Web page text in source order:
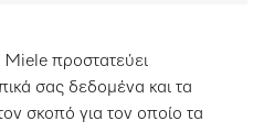
Miele προστατεύει
σας δεδομένα και τα
σκοπό για τον οποίο τα